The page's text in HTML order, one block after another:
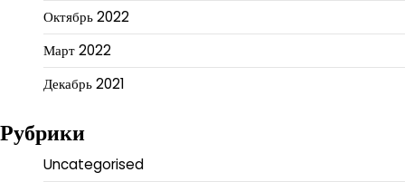
Октябрь 2022
Март 2022
Декабрь 2021
Рубрики
Uncategorised